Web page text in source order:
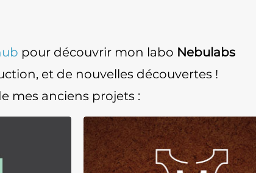
pour découvrir mon labo Nebulabs
et de nouvelles découvertes !
mes anciens projets :